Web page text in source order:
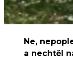
Ne,
a nechtěl